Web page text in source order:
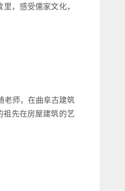
，感受儒家文化，
老师，在曲阜古建筑
祖先在房屋建筑的艺